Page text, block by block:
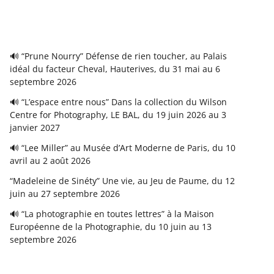
🔊 “Prune Nourry” Défense de rien toucher, au Palais
idéal du facteur Cheval, Hauterives, du 31 mai au 6
septembre 2026
🔊 “L’espace entre nous” Dans la collection du Wilson
Centre for Photography, LE BAL, du 19 juin 2026 au 3
janvier 2027
🔊 “Lee Miller” au Musée d’Art Moderne de Paris, du 10
avril au 2 août 2026
“Madeleine de Sinéty” Une vie, au Jeu de Paume, du 12
juin au 27 septembre 2026
🔊 “La photographie en toutes lettres” à la Maison
Européenne de la Photographie, du 10 juin au 13
septembre 2026